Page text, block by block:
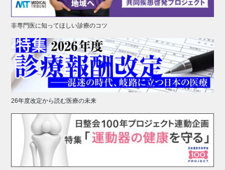
非専門医に知ってほしい診療のコツ
26年度改定から読む医療の未来